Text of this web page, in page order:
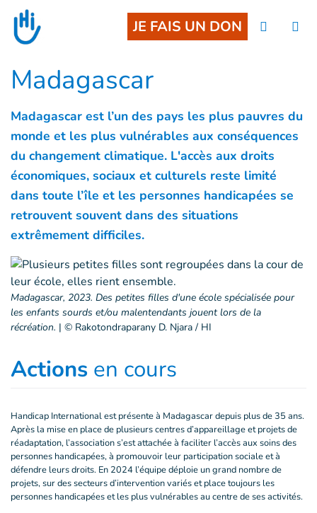
Aller au contenu principal
JE FAIS UN DON
Madagascar
Madagascar est l’un des pays les plus pauvres du
monde et les plus vulnérables aux conséquences
du changement climatique. L'accès aux droits
économiques, sociaux et culturels reste limité
dans toute l’île et les personnes handicapées se
retrouvent souvent dans des situations
extrêmement difficiles.
Madagascar, 2023. Des petites filles d'une école spécialisée pour
les enfants sourds et/ou malentendants jouent lors de la
récréation. | © Rakotondraparany D. Njara / HI
Actions en cours
Handicap International est présente à Madagascar depuis plus de 35 ans.
Après la mise en place de plusieurs centres d’appareillage et projets de
réadaptation, l’association s’est attachée à faciliter l’accès aux soins des
personnes handicapées, à promouvoir leur participation sociale et à
défendre leurs droits. En 2024 l’équipe déploie un grand nombre de
projets, sur des secteurs d’intervention variés et place toujours les
personnes handicapées et les plus vulnérables au centre de ses activités.